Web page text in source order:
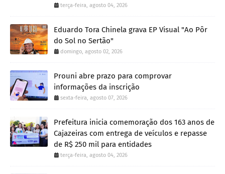
terça-feira, agosto 04, 2026
Eduardo Tora Chinela grava EP Visual "Ao Pôr
do Sol no Sertão"
domingo, agosto 02, 2026
Prouni abre prazo para comprovar
informações da inscrição
sexta-feira, agosto 07, 2026
Prefeitura inicia comemoração dos 163 anos de
Cajazeiras com entrega de veículos e repasse
de R$ 250 mil para entidades
terça-feira, agosto 04, 2026